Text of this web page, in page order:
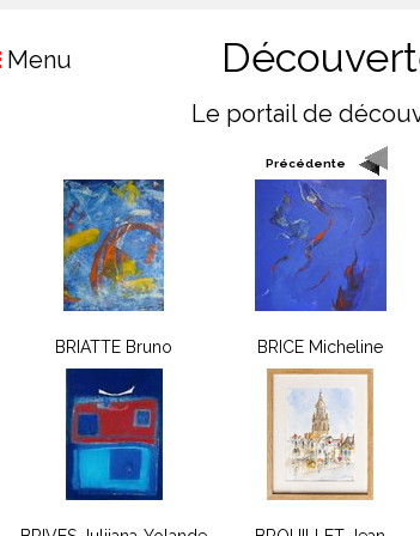
Menu
Le portail de
Précédente
BRIATTE Bruno BRICE Micheline